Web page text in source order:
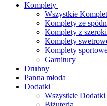
Komplety
Wszystkie
Komplety ze
Komplety z
Komplety
Komplety
Garnitury
Druhny
Panna młoda
Dodatki
Wszystkie Dodatki